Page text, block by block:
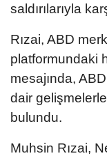
saldırılarıyla
Rızai, ABD
platformundaki
mesajında,
dair
bulundu.
Muhsin Rızai,